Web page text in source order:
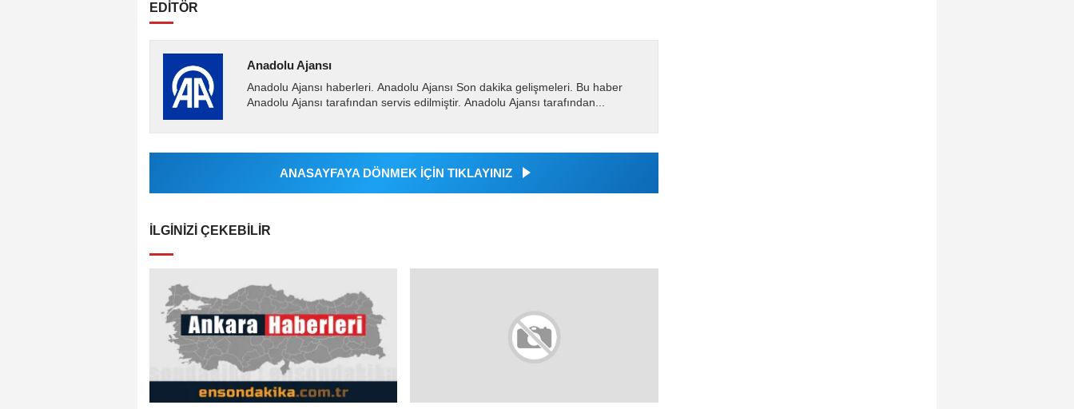
EDİTÖR
Anadolu Ajansı
Anadolu Ajansı haberleri. Anadolu Ajansı Son dakika gelişmeleri. Bu haber
Anadolu Ajansı tarafından servis edilmiştir. Anadolu Ajansı tarafından...
ANASAYFAYA DÖNMEK İÇİN TIKLAYINIZ
İLGINIZI ÇEKEBILIR